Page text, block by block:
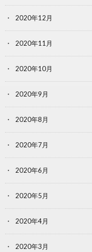
2020年12月
2020年11月
2020年10月
2020年9月
2020年8月
2020年7月
2020年6月
2020年5月
2020年4月
2020年3月